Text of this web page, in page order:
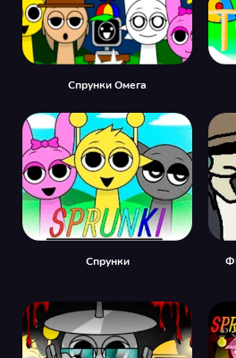
Спрунки Омега
Спрунки